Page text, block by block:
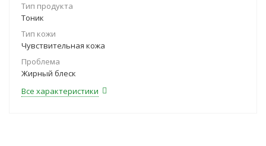
Тип продукта
Тоник
Тип кожи
Чувствительная кожа
Проблема
Жирный блеск
Все характеристики